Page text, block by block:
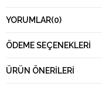
YORUMLAR(0)
ÖDEME SEÇENEKLERI
ÜRÜN ÖNERILERI